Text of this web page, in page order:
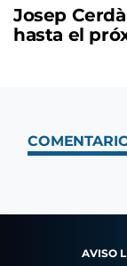
Josep
hasta el
AVISO